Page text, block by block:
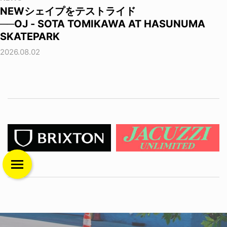
NEWシェイプをテストライド
──OJ - SOTA TOMIKAWA AT HASUNUMA
SKATEPARK
2026.08.02